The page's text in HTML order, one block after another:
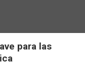
para las